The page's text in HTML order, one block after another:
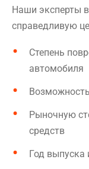
Наши эксперты
справедливую
Степень
автомобиля
Рыночную
средств
Год выпуска